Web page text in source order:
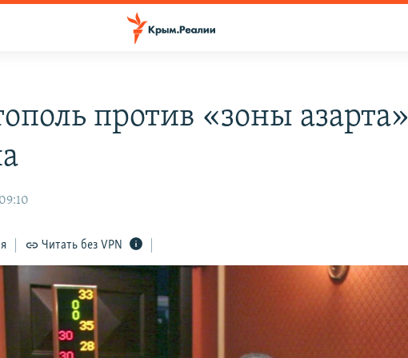
против «зоны азарта»
Читать без VPN